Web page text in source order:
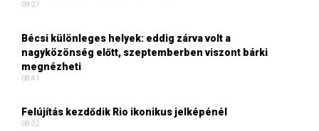
09:27
Bécsi különleges helyek: eddig zárva volt a
nagyközönség előtt, szeptemberben viszont bárki
megnézheti
08:41
Felújítás kezdődik Rio ikonikus jelképénél
08:32